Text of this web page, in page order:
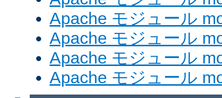
Apache モジュール
Apache モジュール
Apache モジュール
Apache モジュール